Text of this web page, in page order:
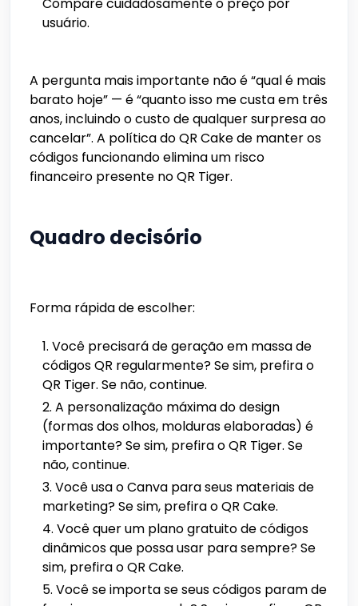
Compare cuidadosamente o preço por
usuário.
A pergunta mais importante não é “qual é mais
barato hoje” — é “quanto isso me custa em três
anos, incluindo o custo de qualquer surpresa ao
cancelar”. A política do QR Cake de manter os
códigos funcionando elimina um risco
financeiro presente no QR Tiger.
Quadro decisório
Forma rápida de escolher:
Você precisará de geração em massa de
códigos QR regularmente? Se sim, prefira o
QR Tiger. Se não, continue.
A personalização máxima do design
(formas dos olhos, molduras elaboradas) é
importante? Se sim, prefira o QR Tiger. Se
não, continue.
Você usa o Canva para seus materiais de
marketing? Se sim, prefira o QR Cake.
Você quer um plano gratuito de códigos
dinâmicos que possa usar para sempre? Se
sim, prefira o QR Cake.
Você se importa se seus códigos param de